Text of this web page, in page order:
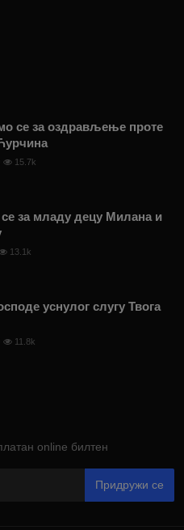
се за оздрављење проте
15.7k
за младу децу Милана и
13.1k
уснулог слугу Твога
11.8k
online билтен
Придружи се